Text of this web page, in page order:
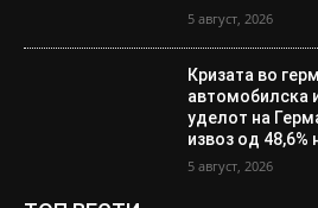
5 август, 2026
Кризата во
автомобилска
уделот на
извоз од 48,6%
5 август, 2026